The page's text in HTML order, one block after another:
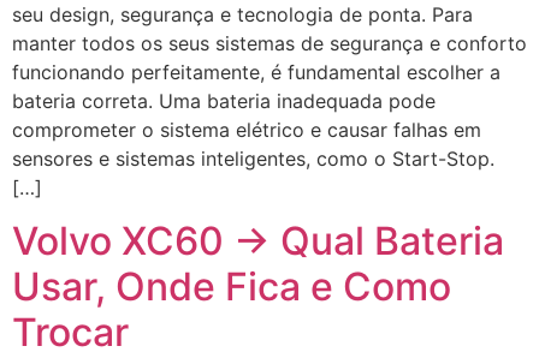
seu design, segurança e tecnologia de ponta. Para
manter todos os seus sistemas de segurança e conforto
funcionando perfeitamente, é fundamental escolher a
bateria correta. Uma bateria inadequada pode
comprometer o sistema elétrico e causar falhas em
sensores e sistemas inteligentes, como o Start-Stop.
[…]
Volvo XC60 → Qual Bateria
Usar, Onde Fica e Como
Trocar